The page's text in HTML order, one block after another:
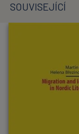
SOUVISEJÍCÍ